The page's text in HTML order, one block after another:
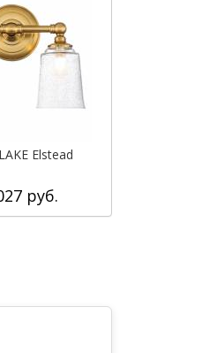
Elstead
руб.